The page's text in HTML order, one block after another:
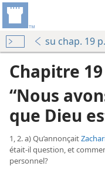
su chap. 19 p.
Chapitre 19
“Nous
que Dieu
1, 2. a) Qu’annonçait
était-​il question, et
personnel?